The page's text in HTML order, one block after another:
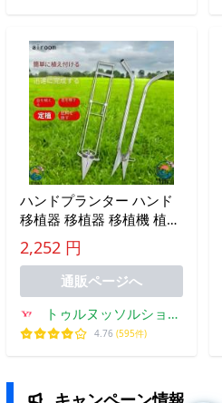
ハンドプランター ハンド
移植器 移植器 移植機 植え
付け 苗 育苗 苗植え 軽量
手軽 畑 移植栽培 簡単 ガ
ーデニング 家庭菜園 穴あ
け器
2,252 円
通販ページへ
トゥルヌッソルショッ
プ
4.76 (595件)